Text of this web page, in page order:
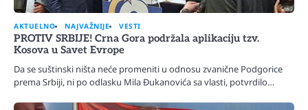
AKTUELNO NAJVAŽNIJE VESTI
PROTIV SRBIJE! Crna Gora podržala aplikaciju tzv.
Kosova u Savet Evrope
Da se suštinski ništa neće promeniti u odnosu zvanične Podgorice
prema Srbiji, ni po odlasku Mila Đukanovića sa vlasti, potvrdilo…